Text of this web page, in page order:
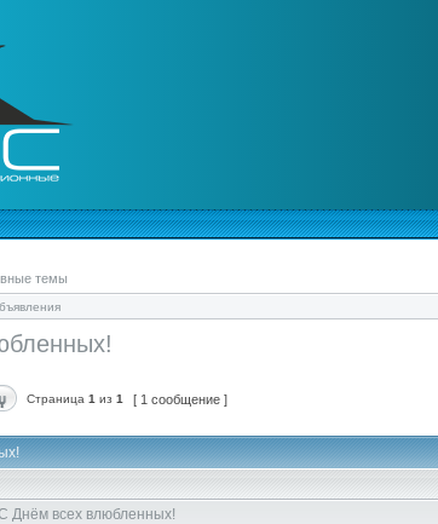
темы
Страница 1 из 1 [ 1 сообщение ]
Днём всех влюбленных!